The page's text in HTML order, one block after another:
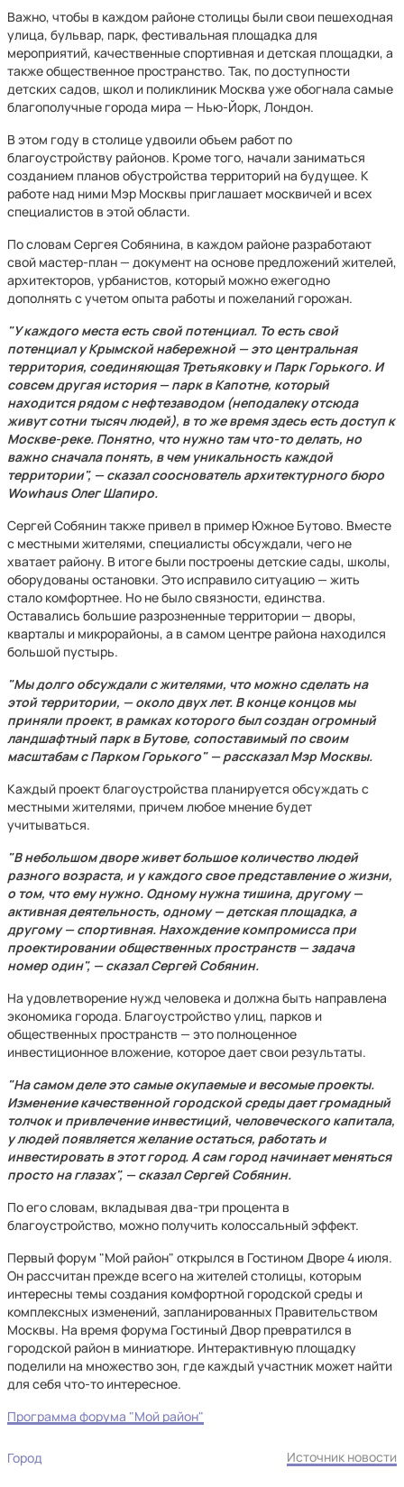
Важно, чтобы в каждом районе столицы были свои пешеходная
улица, бульвар, парк, фестивальная площадка для
мероприятий, качественные спортивная и детская площадки, а
также общественное пространство. Так, по доступности
детских садов, школ и поликлиник Москва уже обогнала самые
благополучные города мира — Нью-Йорк, Лондон.
В этом году в столице удвоили объем работ по
благоустройству районов. Кроме того, начали заниматься
созданием планов обустройства территорий на будущее. К
работе над ними Мэр Москвы приглашает москвичей и всех
специалистов в этой области.
По словам Сергея Собянина, в каждом районе разработают
свой мастер-план — документ на основе предложений жителей,
архитекторов, урбанистов, который можно ежегодно
дополнять с учетом опыта работы и пожеланий горожан.
"У каждого места есть свой потенциал. То есть свой
потенциал у Крымской набережной — это центральная
территория, соединяющая Третьяковку и Парк Горького. И
совсем другая история — парк в Капотне, который
находится рядом с нефтезаводом (неподалеку отсюда
живут сотни тысяч людей), в то же время здесь есть доступ к
Москве-реке. Понятно, что нужно там что-то делать, но
важно сначала понять, в чем уникальность каждой
территории", — сказал сооснователь архитектурного бюро
Wowhaus Олег Шапиро.
Сергей Собянин также привел в пример Южное Бутово. Вместе
с местными жителями, специалисты обсуждали, чего не
хватает району. В итоге были построены детские сады, школы,
оборудованы остановки. Это исправило ситуацию — жить
стало комфортнее. Но не было связности, единства.
Оставались большие разрозненные территории — дворы,
кварталы и микрорайоны, а в самом центре района находился
большой пустырь.
"Мы долго обсуждали с жителями, что можно сделать на
этой территории, — около двух лет. В конце концов мы
приняли проект, в рамках которого был создан огромный
ландшафтный парк в Бутове, сопоставимый по своим
масштабам с Парком Горького" — рассказал Мэр Москвы.
Каждый проект благоустройства планируется обсуждать с
местными жителями, причем любое мнение будет
учитываться.
"В небольшом дворе живет большое количество людей
разного возраста, и у каждого свое представление о жизни,
о том, что ему нужно. Одному нужна тишина, другому —
активная деятельность, одному — детская площадка, а
другому — спортивная. Нахождение компромисса при
проектировании общественных пространств — задача
номер один", — сказал Сергей Собянин.
На удовлетворение нужд человека и должна быть направлена
экономика города. Благоустройство улиц, парков и
общественных пространств — это полноценное
инвестиционное вложение, которое дает свои результаты.
"На самом деле это самые окупаемые и весомые проекты.
Изменение качественной городской среды дает громадный
толчок и привлечение инвестиций, человеческого капитала,
у людей появляется желание остаться, работать и
инвестировать в этот город. А сам город начинает меняться
просто на глазах", — сказал Сергей Собянин.
По его словам, вкладывая два-три процента в
благоустройство, можно получить колоссальный эффект.
Первый форум "Мой район" открылся в Гостином Дворе 4 июля.
Он рассчитан прежде всего на жителей столицы, которым
интересны темы создания комфортной городской среды и
комплексных изменений, запланированных Правительством
Москвы. На время форума Гостиный Двор превратился в
городской район в миниатюре. Интерактивную площадку
поделили на множество зон, где каждый участник может найти
для себя что-то интересное.
Программа форума "Мой район"
Город Источник новости